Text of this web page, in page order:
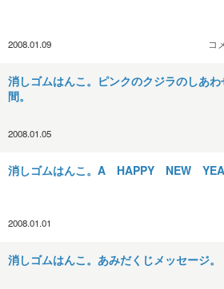
2008.01.09 コ
消しゴムはんこ。ピンクのクジラのしあ
間。
2008.01.05
消しゴムはんこ。A HAPPY NEW
2008.01.01
消しゴムはんこ。あみだくじメッセージ。